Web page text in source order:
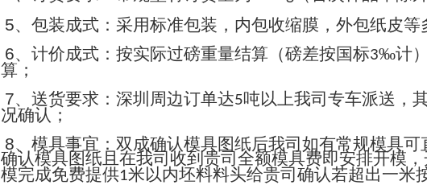
5、包装成式：采用标准包装，内包收缩膜，外包纸皮等
6、计价成式：按实际过磅重量结算（磅差按国标3‰计
算；
7、送货要求：深圳周边订单达5吨以上我司专车派送，
况确认；
8、模具事宜：双成确认模具图纸后我司如有常规模具
确认模具图纸且在我司收到贵司全额模具费即安排开模
模完成免费提供1米以内坯料料头给贵司确认若超出一米